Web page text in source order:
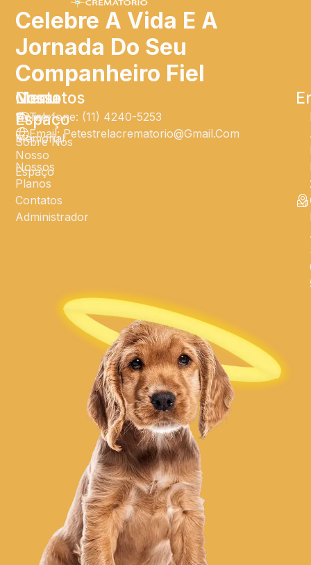
Celebre A Vida E A
Jornada Do Seu
Companheiro Fiel
Menu
Home
Sobre Nós
Nossos
Planos
Contatos
Administrador
Nosso
Espaço
Memorial
Nosso
Espaço
Contatos
Telefone: (11) 4240-5253
Email: Petestrelacrematorio@gmail.com